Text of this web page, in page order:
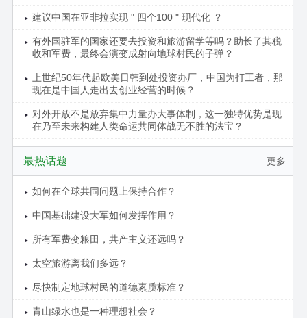
建议中国在亚非拉实现 " 四个100 " 现代化 ？
有外国驻军的国家还要去投资和旅游留学等吗？助长了其税
收和军费，最终会演变成射向地球村民的子弹？
上世纪50年代起欧美日韩到处投资办厂，中国为打工者，那
现在是中国人走出去创业经营的时候？
对外开放不是放弃集中力量办大事体制，这一独特优势是现
在乃至未来构建人类命运共同体战无不胜的法宝？
更多
最热话题
如何在全球共同问题上保持合作？
中国基础建设大军如何发挥作用？
所有军费变粮田，共产主义还远吗？
太空旅游离我们多远？
尽快制定地球村民的道德素质标准？
青山绿水也是一种理想社会？